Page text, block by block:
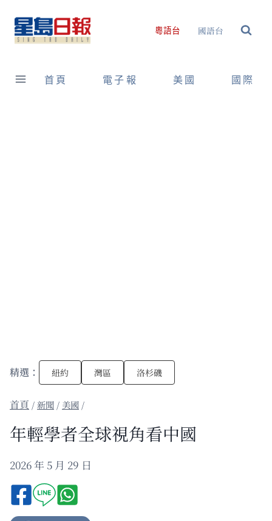
content
粵語台 國語台
首頁 電子報 美國 國際
精選： 紐約 灣區 洛杉磯
/新聞 / 美國 /
年輕學者全球視角看中國
2026 年 5 月 29 日